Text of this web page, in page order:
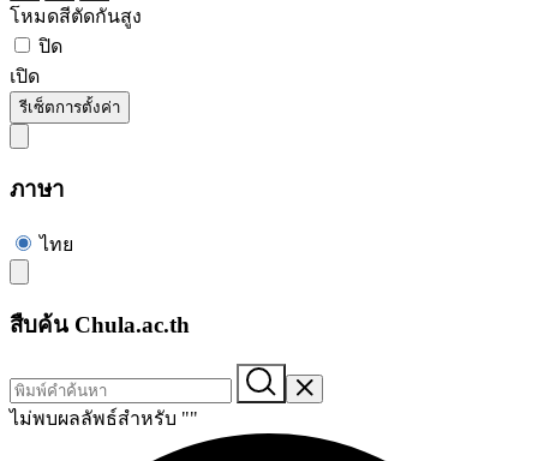
โหมดสีตัดกันสูง
ปิด
เปิด
รีเซ็ตการตั้งค่า
ภาษา
ไทย
สืบค้น Chula.ac.th
ไม่พบผลลัพธ์สำหรับ ""